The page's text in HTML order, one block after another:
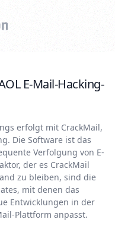
E-Mail-Hacking-
erfolgt mit CrackMail,
Die Software ist das
Verfolgung von E-
der es CrackMail
zu bleiben, sind die
mit denen das
Entwicklungen in der
Plattform anpasst.